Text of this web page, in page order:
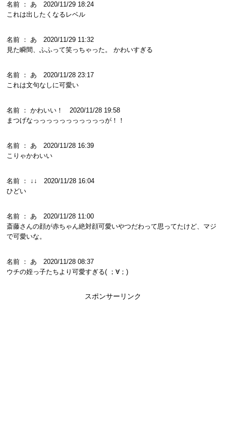
名前 ： あ 2020/11/29 18:24
これは出したくなるレベル
名前 ： あ 2020/11/29 11:32
見た瞬間、ふふって笑っちゃった。 かわいすぎる
名前 ： あ 2020/11/28 23:17
これは文句なしに可愛い
名前 ： かわいい！ 2020/11/28 19:58
まつげなっっっっっっっっっっっが！！
名前 ： あ 2020/11/28 16:39
こりゃかわいい
名前 ： ↓↓ 2020/11/28 16:04
ひどい
名前 ： あ 2020/11/28 11:00
斎藤さんの顔が赤ちゃん絶対顔可愛いやつだわって思ってたけど、マジ
で可愛いな。
名前 ： あ 2020/11/28 08:37
ウチの姪っ子たちより可愛すぎる( ；∀；)
スポンサーリンク